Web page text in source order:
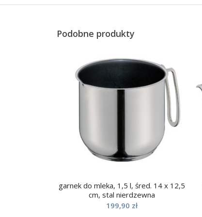
Podobne produkty
garnek do mleka, 1,5 l, śred. 14 x 12,5
cm, stal nierdzewna
199,90 zł